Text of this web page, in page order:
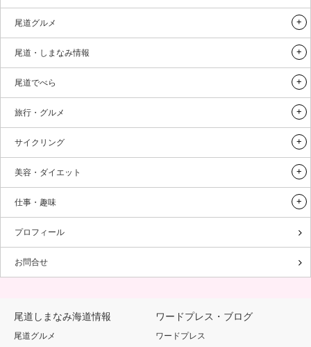
尾道グルメ
尾道・しまなみ情報
尾道でべら
旅行・グルメ
サイクリング
美容・ダイエット
仕事・趣味
プロフィール
お問合せ
尾道しまなみ海道情報
尾道グルメ
ワードプレス・ブログ
ワードプレス